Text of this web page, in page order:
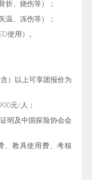
折、烧伤等）；
温、冻伤等）；
使用）。
）以上可享团报价为
元/人；
明及中国探险协会会
、教具使用费、考核